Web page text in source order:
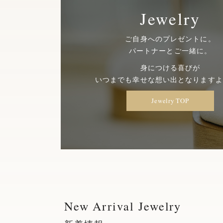
Jewelry
ご自身へのプレゼントに。
パートナーとご一緒に。
身につける喜びが
いつまでも幸せな想い出となります
Jewelry TOP
New Arrival Jewelry